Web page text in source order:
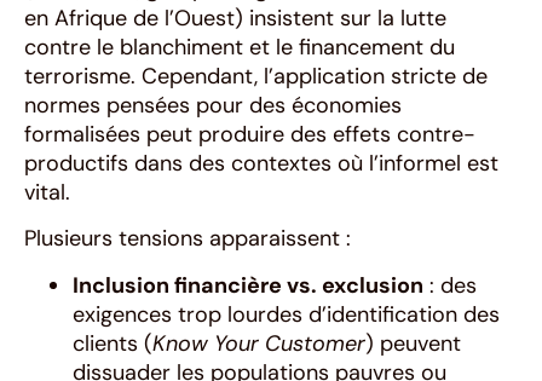
en Afrique de l’Ouest) insistent sur la lutte
contre le blanchiment et le financement du
terrorisme. Cependant, l’application stricte de
normes pensées pour des économies
formalisées peut produire des effets contre-
productifs dans des contextes où l’informel est
vital.
Plusieurs tensions apparaissent :
Inclusion financière vs. exclusion : des
exigences trop lourdes d’identification des
clients (Know Your Customer) peuvent
dissuader les populations pauvres ou